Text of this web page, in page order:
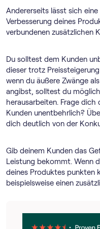
Andererseits lässt sich
Verbesserung deines
verbundenen zusätzlichen
Du solltest dem Kunden
dieser trotz
wenn du äußere Zwänge
angibst, solltest du
herausarbeiten. Frage
Kunden unentbehrlich?
dich deutlich von der
Gib deinem Kunden das
Leistung bekommt. Wenn
deines Produktes punkten
beispielsweise einen